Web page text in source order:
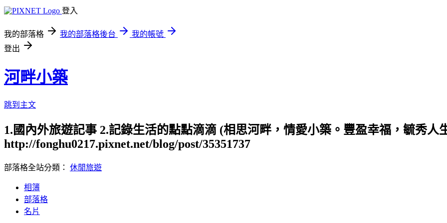
登入
我的部落格 我的部落格後台
我的帳號
登出
河畔小築
跳到主文
1.國內外旅遊記事 2.記錄生活的點點滴滴 (相思河畔，情愛小築。豐盈幸福，毓秀人
http://fonghu0217.pixnet.net/blog/post/35351737
部落格全站分類： 休閒旅遊
相簿
部落格
名片